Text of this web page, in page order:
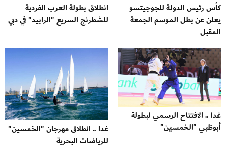
كأس رئيس الدولة للجوجيتسو
يعلن عن بطل الموسم الجمعة
المقبل
انطلاق بطولة العرب الفردية
للشطرنج السريع "الرابيد" في دبي
غدا .. الافتتاح الرسمي لبطولة
أبوظبي "الخمسين"
غدا .. انطلاق مهرجان "الخمسين"
للرياضات البحرية